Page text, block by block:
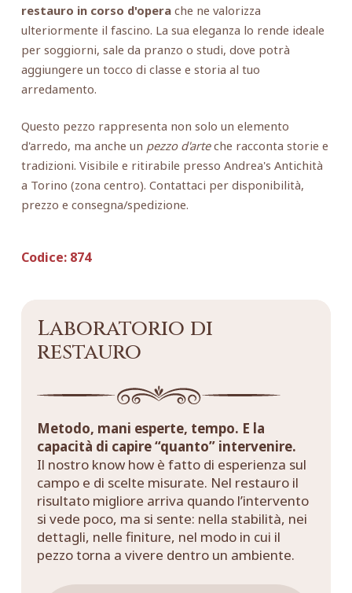
restauro in corso d'operache ne valorizza
ulteriormente il fascino. La sua eleganza lo rende ideale
per soggiorni, sale da pranzo o studi, dove potrà
aggiungere un tocco di classe e storia al tuo
arredamento.
Questo pezzo rappresenta non solo un elemento
d'arredo, ma anche un pezzo d'arteche racconta storie e
tradizioni. Visibile e ritirabile presso Andrea's Antichità
a Torino (zona centro). Contattaci per disponibilità,
prezzo e consegna/spedizione.
Codice:874
Laboratorio di
restauro
Metodo, mani esperte, tempo. E la
capacità di capire “quanto” intervenire.
Il nostro know how è fatto di esperienza sul
campo e di scelte misurate. Nel restauro il
risultato migliore arriva quando l’intervento
si vede poco, ma si sente: nella stabilità, nei
dettagli, nelle finiture, nel modo in cui il
pezzo torna a vivere dentro un ambiente.